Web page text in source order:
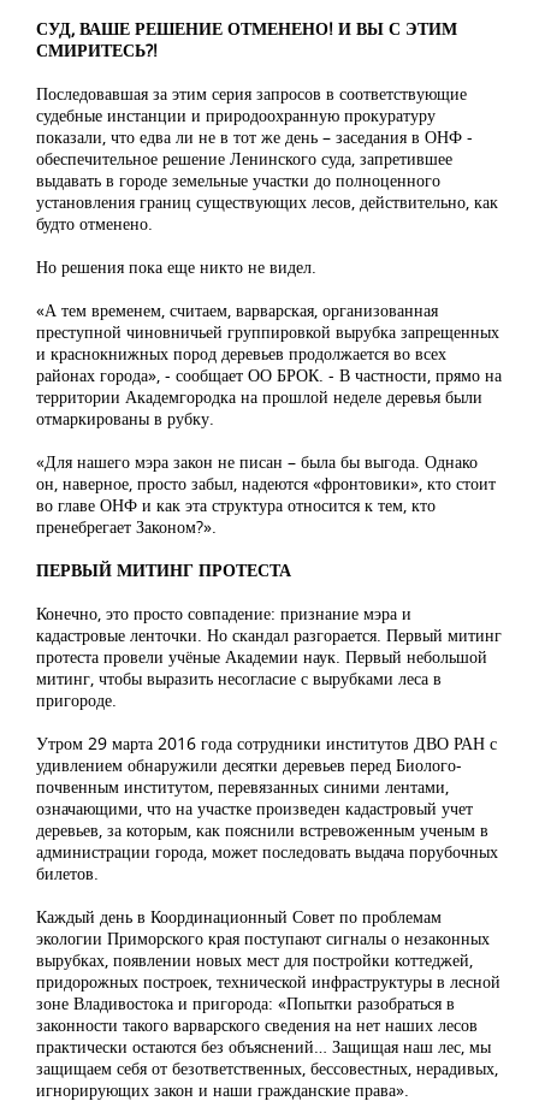
СУД, ВАШЕ РЕШЕНИЕ ОТМЕНЕНО! И ВЫ С ЭТИМ
СМИРИТЕСЬ?!
Последовавшая за этим серия запросов в соответствующие
судебные инстанции и природоохранную прокуратуру
показали, что едва ли не в тот же день – заседания в ОНФ -
обеспечительное решение Ленинского суда, запретившее
выдавать в городе земельные участки до полноценного
установления границ существующих лесов, действительно, как
будто отменено.
Но решения пока еще никто не видел.
«А тем временем, считаем, варварская, организованная
преступной чиновничьей группировкой вырубка запрещенных
и краснокнижных пород деревьев продолжается во всех
районах города», - сообщает ОО БРОК. - В частности, прямо на
территории Академгородка на прошлой неделе деревья были
отмаркированы в рубку.
«Для нашего мэра закон не писан – была бы выгода. Однако
он, наверное, просто забыл, надеются «фронтовики», кто стоит
во главе ОНФ и как эта структура относится к тем, кто
пренебрегает Законом?».
ПЕРВЫЙ МИТИНГ ПРОТЕСТА
Конечно, это просто совпадение: признание мэра и
кадастровые ленточки. Но скандал разгорается. Первый митинг
протеста провели учёные Академии наук. Первый небольшой
митинг, чтобы выразить несогласие с вырубками леса в
пригороде.
Утром 29 марта 2016 года сотрудники институтов ДВО РАН с
удивлением обнаружили десятки деревьев перед Биолого-
почвенным институтом, перевязанных синими лентами,
означающими, что на участке произведен кадастровый учет
деревьев, за которым, как пояснили встревоженным ученым в
администрации города, может последовать выдача порубочных
билетов.
Каждый день в Координационный Совет по проблемам
экологии Приморского края поступают сигналы о незаконных
вырубках, появлении новых мест для постройки коттеджей,
придорожных построек, технической инфраструктуры в лесной
зоне Владивостока и пригорода: «Попытки разобраться в
законности такого варварского сведения на нет наших лесов
практически остаются без объяснений… Защищая наш лес, мы
защищаем себя от безответственных, бессовестных, нерадивых,
игнорирующих закон и наши гражданские права».